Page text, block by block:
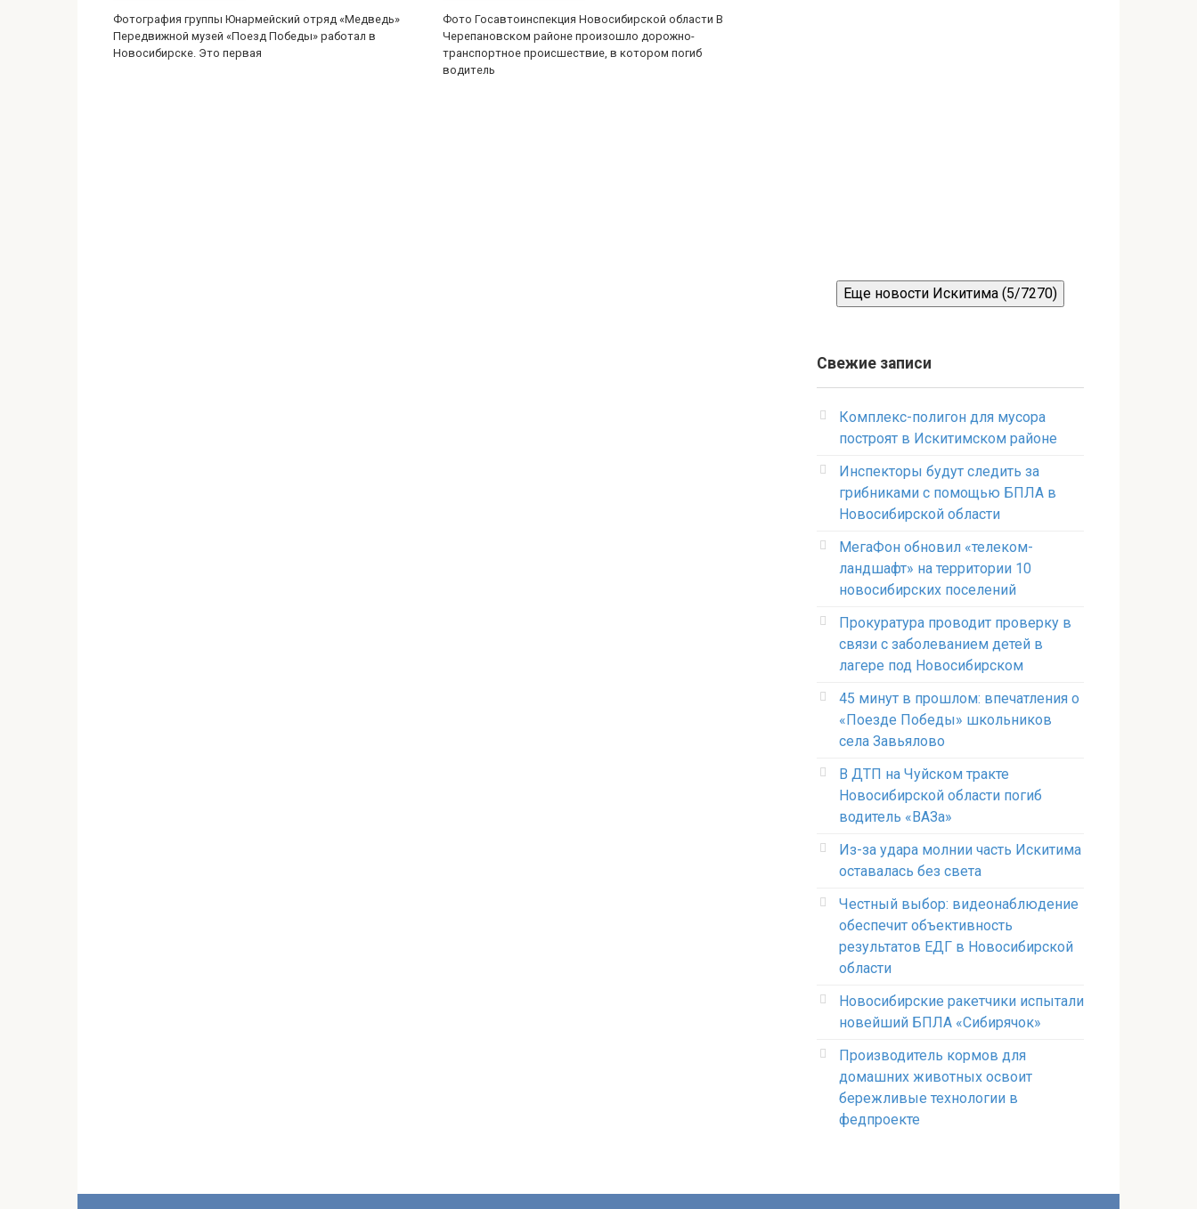
Фотография группы Юнармейский отряд «Медведь»
Передвижной музей «Поезд Победы» работал в
Новосибирске. Это первая
Фото Госавтоинспекция Новосибирской области В
Черепановском районе произошло дорожно-
транспортное происшествие, в котором погиб
водитель
Еще новости Искитима (5/7270)
Свежие записи
Комплекс-полигон для мусора
построят в Искитимском районе
Инспекторы будут следить за
грибниками с помощью БПЛА в
Новосибирской области
МегаФон обновил «телеком-
ландшафт» на территории 10
новосибирских поселений
Прокуратура проводит проверку в
связи с заболеванием детей в
лагере под Новосибирском
45 минут в прошлом: впечатления о
«Поезде Победы» школьников
села Завьялово
В ДТП на Чуйском тракте
Новосибирской области погиб
водитель «ВАЗа»
Из-за удара молнии часть Искитима
оставалась без света
Честный выбор: видеонаблюдение
обеспечит объективность
результатов ЕДГ в Новосибирской
области
Новосибирские ракетчики испытали
новейший БПЛА «Сибирячок»
Производитель кормов для
домашних животных освоит
бережливые технологии в
федпроекте